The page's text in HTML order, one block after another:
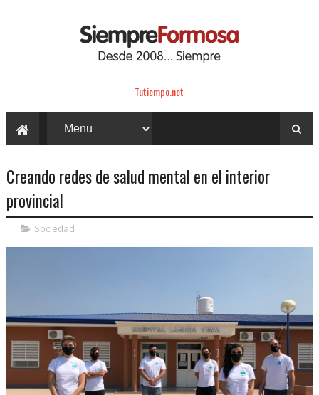
Tutiempo.net
Creando redes de salud mental en el interior
provincial
Sociedad